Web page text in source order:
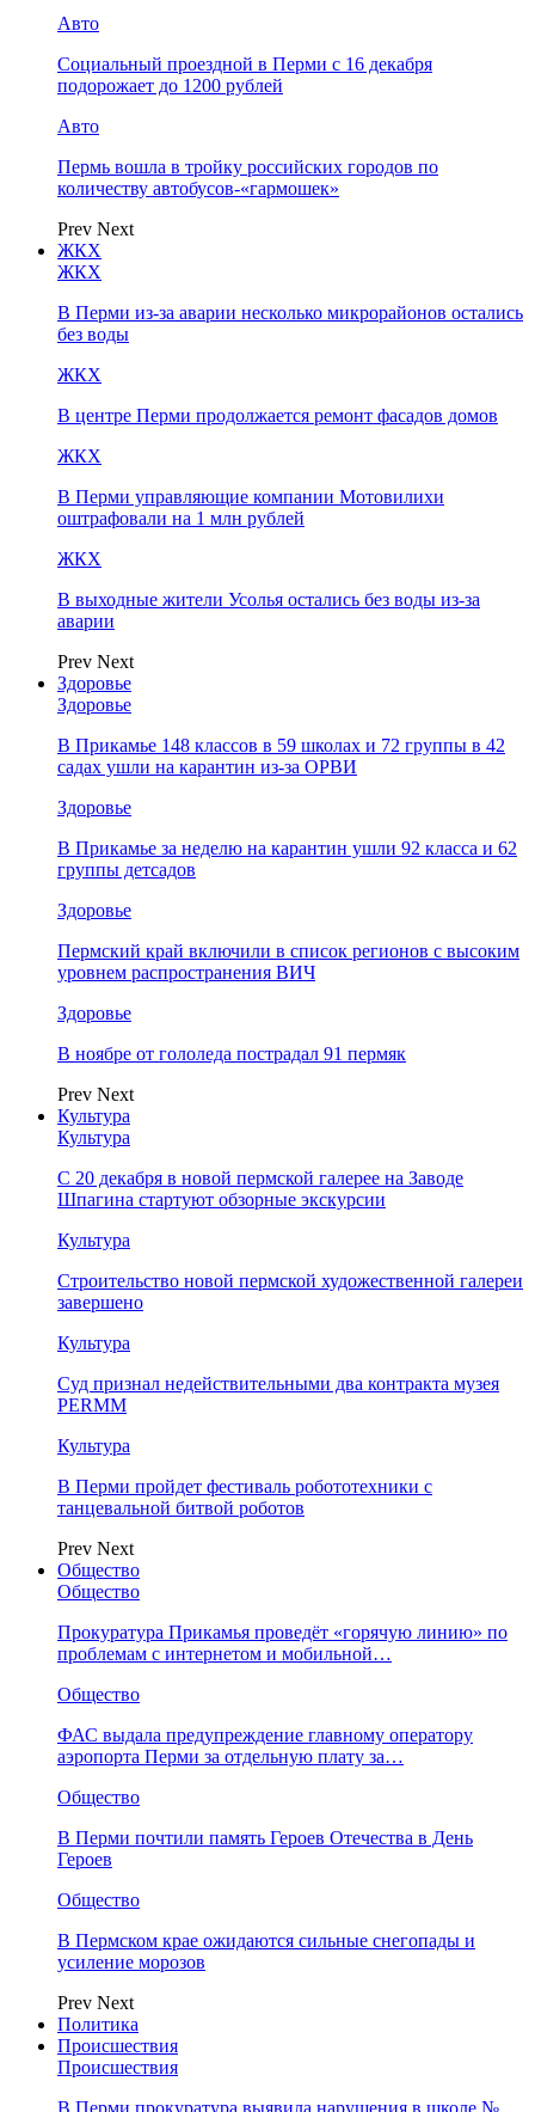
Авто
Социальный проездной в Перми с 16 декабря
подорожает до 1200 рублей
Авто
Пермь вошла в тройку российских городов по
количеству автобусов-«гармошек»
Prev Next
ЖКХ
ЖКХ
В Перми из-за аварии несколько микрорайонов остались
без воды
ЖКХ
В центре Перми продолжается ремонт фасадов домов
ЖКХ
В Перми управляющие компании Мотовилихи
оштрафовали на 1 млн рублей
ЖКХ
В выходные жители Усолья остались без воды из-за
аварии
Prev Next
Здоровье
Здоровье
В Прикамье 148 классов в 59 школах и 72 группы в 42
садах ушли на карантин из-за ОРВИ
Здоровье
В Прикамье за неделю на карантин ушли 92 класса и 62
группы детсадов
Здоровье
Пермский край включили в список регионов с высоким
уровнем распространения ВИЧ
Здоровье
В ноябре от гололеда пострадал 91 пермяк
Prev Next
Культура
Культура
С 20 декабря в новой пермской галерее на Заводе
Шпагина стартуют обзорные экскурсии
Культура
Строительство новой пермской художественной галереи
завершено
Культура
Суд признал недействительными два контракта музея
PERMM
Культура
В Перми пройдет фестиваль робототехники с
танцевальной битвой роботов
Prev Next
Общество
Общество
Прокуратура Прикамья проведёт «горячую линию» по
проблемам с интернетом и мобильной…
Общество
ФАС выдала предупреждение главному оператору
аэропорта Перми за отдельную плату за…
Общество
В Перми почтили память Героев Отечества в День
Героев
Общество
В Пермском крае ожидаются сильные снегопады и
усиление морозов
Prev Next
Политика
Происшествия
Происшествия
В Перми прокуратура выявила нарушения в школе №